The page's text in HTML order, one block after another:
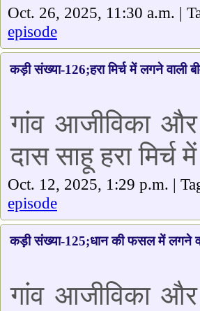
Oct. 26, 2025, 11:30 a.m. |
episode
कड़ी संख्या-126;हरा मिर्च में लगने वाली
गांव आजीविका
दास साहू हरा मिर्च
Oct. 12, 2025, 1:29 p.m. |
episode
कड़ी संख्या-125;धान की फसल में लगने
गांव आजीविका